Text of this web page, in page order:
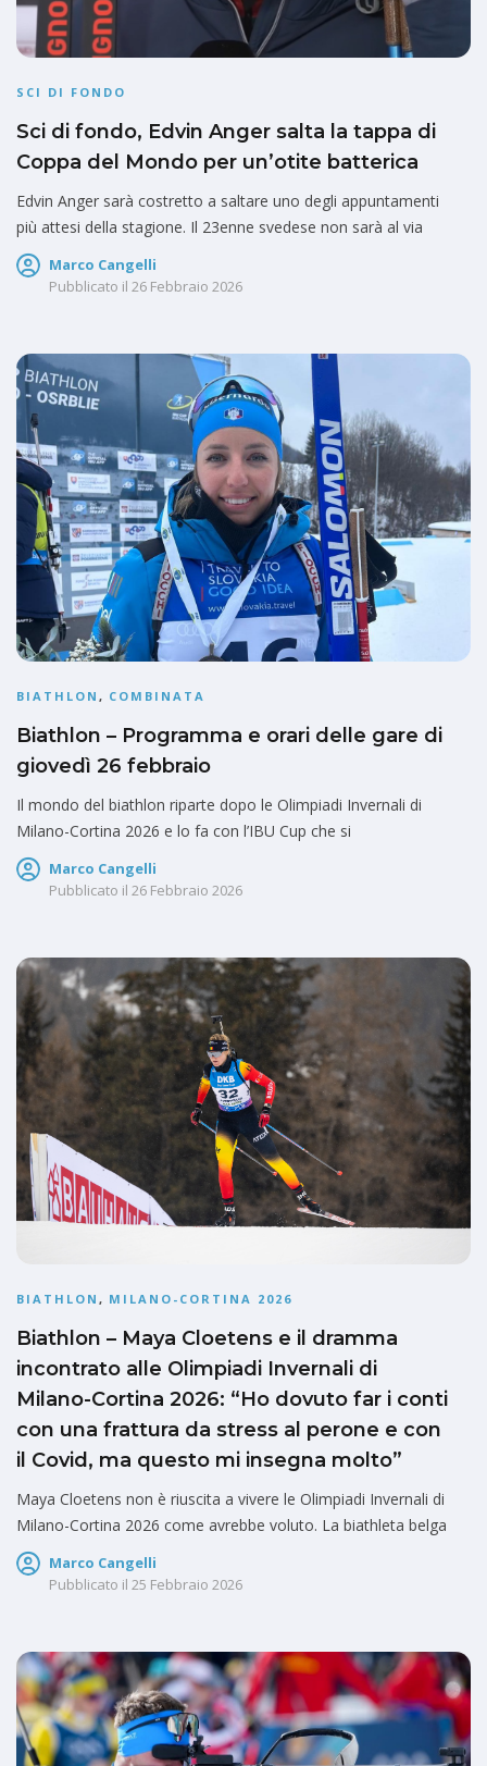
SCI DI FONDO
Sci di fondo, Edvin Anger salta la tappa di
Coppa del Mondo per un’otite batterica
Edvin Anger sarà costretto a saltare uno degli appuntamenti
più attesi della stagione. Il 23enne svedese non sarà al via
Marco Cangelli
Pubblicato il 26 Febbraio 2026
BIATHLON , COMBINATA
Biathlon – Programma e orari delle gare di
giovedì 26 febbraio
Il mondo del biathlon riparte dopo le Olimpiadi Invernali di
Milano-Cortina 2026 e lo fa con l’IBU Cup che si
Marco Cangelli
Pubblicato il 26 Febbraio 2026
BIATHLON , MILANO-CORTINA 2026
Biathlon – Maya Cloetens e il dramma
incontrato alle Olimpiadi Invernali di
Milano-Cortina 2026: “Ho dovuto far i conti
con una frattura da stress al perone e con
il Covid, ma questo mi insegna molto”
Maya Cloetens non è riuscita a vivere le Olimpiadi Invernali di
Milano-Cortina 2026 come avrebbe voluto. La biathleta belga
Marco Cangelli
Pubblicato il 25 Febbraio 2026